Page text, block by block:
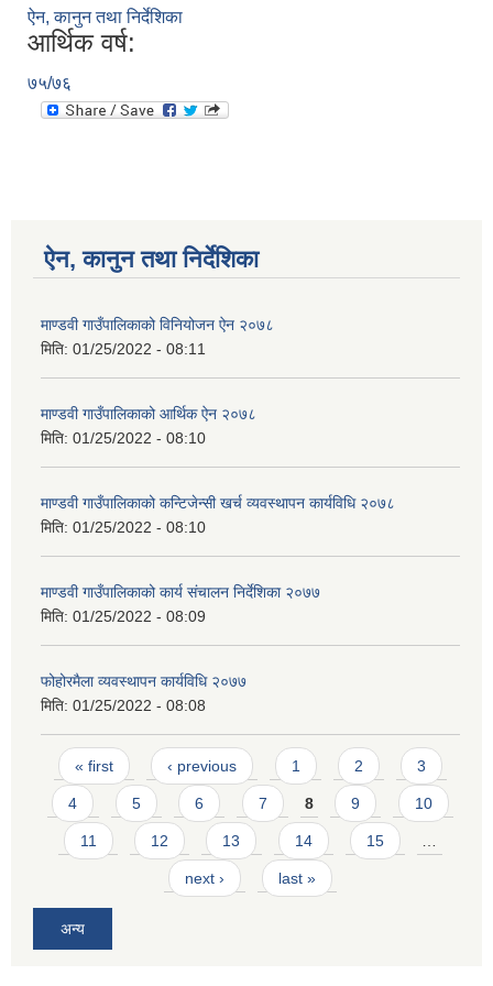
ऐन, कानुन तथा निर्देशिका
आर्थिक वर्ष:
७५/७६
ऐन, कानुन तथा निर्देशिका
माण्डवी गाउँपालिकाको विनियोजन ऐन २०७८
मिति: 01/25/2022 - 08:11
माण्डवी गाउँपालिकाको आर्थिक ऐन २०७८
मिति: 01/25/2022 - 08:10
माण्डवी गाउँपालिकाको कन्टिजेन्सी खर्च व्यवस्थापन कार्यविधि २०७८
मिति: 01/25/2022 - 08:10
माण्डवी गाउँपालिकाको कार्य संचालन निर्देशिका २०७७
मिति: 01/25/2022 - 08:09
फोहोरमैला व्यवस्थापन कार्यविधि २०७७
मिति: 01/25/2022 - 08:08
Pages
« first ‹ previous 1 2 3
4 5 6 7 8 9 10
11 12 13 14 15
next › last »
अन्य